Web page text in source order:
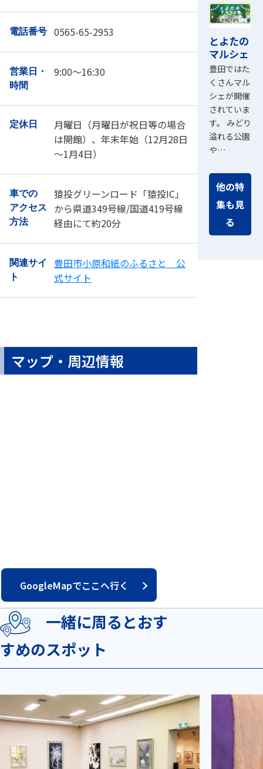
電話番号 0565-65-2953
営業日・
時間
9:00～16:30
定休日
月曜日（月曜日が祝日等の場合
は開館）、年末年始（12月28日
～1月4日）
車での
アクセス
方法
猿投グリーンロード「猿投IC」
から県道349号線/国道419号線
経由にて約20分
関連サイ
ト
豊田市小原和紙のふるさと 公
式サイト
マップ・周辺情報
GoogleMapでここへ行く
とよたの
マルシェ
豊田ではた
くさんマル
シェが開催
されていま
す。 みどり
溢れる公園
や…
他の特
集も見
る
一緒に周るとおす
すめのスポット